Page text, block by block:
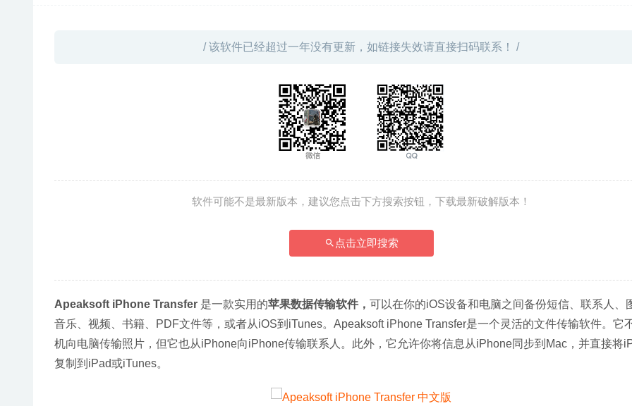
/ 该软件已经超过一年没有更新，如链接失效请直接扫码联系！ /
软件可能不是最新版本，建议您点击下方搜索按钮，下载最新破解版本！
点击立即搜索
Apeaksoft iPhone Transfer 是一款实用的苹果数据传输软件， 可以在你的iOS设备和电脑之间备份短信、联系人、
音乐、视频、书籍、PDF文件等，或者从iOS到iTunes。Apeaksoft iPhone Transfer是一个灵活的文件传输软件。它
机向电脑传输照片，但它也从iPhone向iPhone传输联系人。此外，它允许你将信息从iPhone同步到Mac，并直接将
复制到iPad或iTunes。